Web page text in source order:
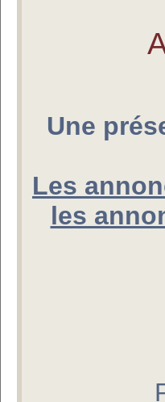
Une
Les
les